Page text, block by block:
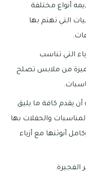
أنواع مختلفة
التي تهتم بها
التي تناسب
من ملابس تصلح
يقدم كافة ما يليق
والحفلات بها
أنوثتها مع أزياء
الفجيرة.